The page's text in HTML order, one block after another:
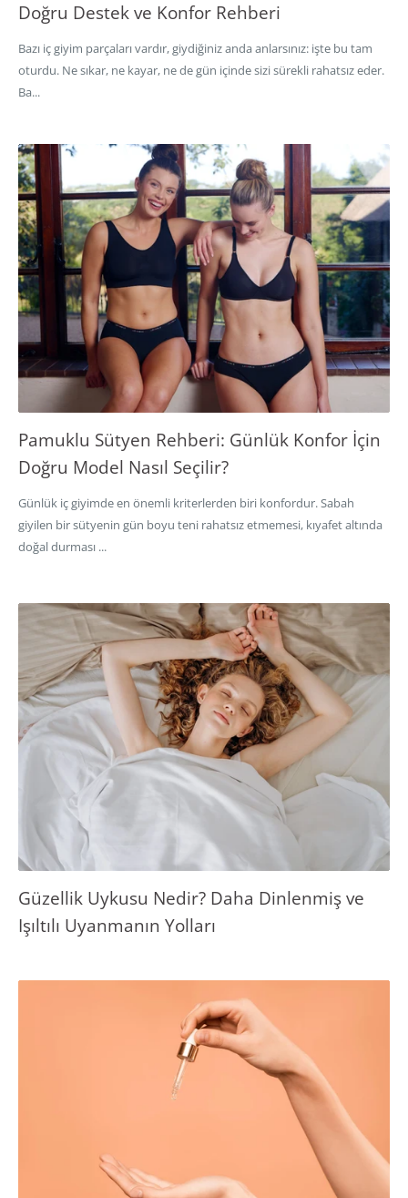
Doğru Destek ve Konfor Rehberi
Bazı iç giyim parçaları vardır, giydiğiniz anda anlarsınız: işte bu tam
oturdu. Ne sıkar, ne kayar, ne de gün içinde sizi sürekli rahatsız eder.
Ba...
Pamuklu Sütyen Rehberi: Günlük Konfor İçin
Doğru Model Nasıl Seçilir?
Günlük iç giyimde en önemli kriterlerden biri konfordur. Sabah
giyilen bir sütyenin gün boyu teni rahatsız etmemesi, kıyafet altında
doğal durması ...
Güzellik Uykusu Nedir? Daha Dinlenmiş ve
Işıltılı Uyanmanın Yolları